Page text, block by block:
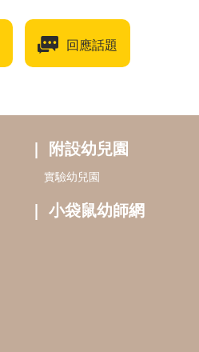
回應話題
附設幼兒園
實驗幼兒園
小袋鼠幼師網